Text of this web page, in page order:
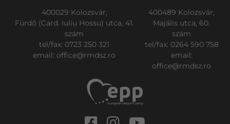
400029 Kolozsvár,
Fürdő (Card. Iuliu Hossu) utca, 41.
szám
tel/fax: 0723 250 321
email:office@rmdsz.ro
400489 Kolozsvár,
Majális utca, 60.
szám
tel/fax: 0264 590 758
email:
office@rmdsz.ro